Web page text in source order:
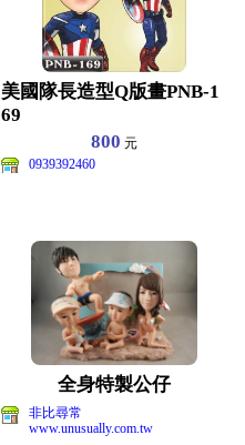
美國隊長造型Q版畫PNB-1
69
800 元
0939392460
全身特製公仔
非比尋常
www.unusually.com.tw